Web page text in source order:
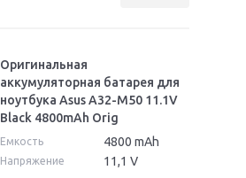
Оригинальная
аккумуляторная батарея для
ноутбука Asus A32-M50 11.1V
Black 4800mAh Orig
Емкость 4800 mAh
Напряжение 11,1 V